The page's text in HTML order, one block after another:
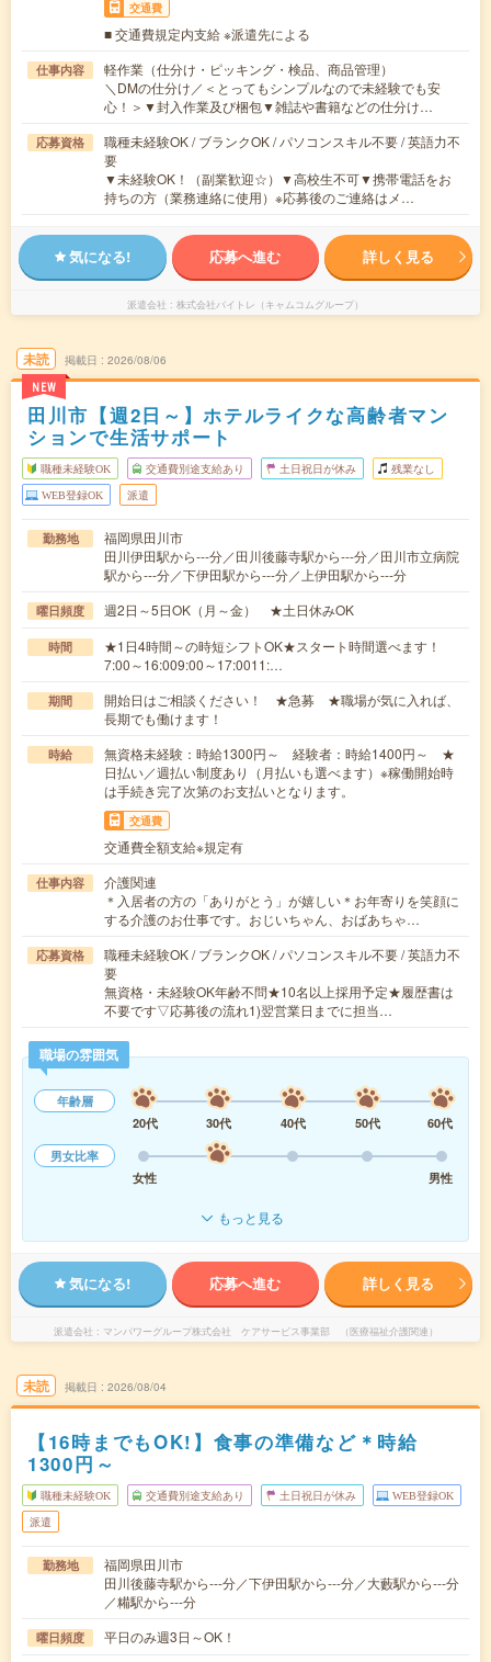
交通費
■ 交通費規定内支給 ※派遣先による
仕事内容
軽作業（仕分け・ピッキング・検品、商品管理）
＼DMの仕分け／＜とってもシンプルなので未経験でも安
心！＞▼封入作業及び梱包▼雑誌や書籍などの仕分け…
応募資格
職種未経験OK / ブランクOK / パソコンスキル不要 / 英語力不
要
▼未経験OK！（副業歓迎☆）▼高校生不可▼携帯電話をお
持ちの方（業務連絡に使用）※応募後のご連絡はメ…
気になる! 応募へ進む 詳しく見る
派遣会社 株式会社バイトレ（キャムコムグループ）
未読
NEW
掲載日 2026/08/06
田川市【週2日～】ホテルライクな高齢者マン
ションで生活サポート
職種未経験OK 交通費別途支給あり 土日祝日が休み 残業なし
WEB登録OK 派遣
勤務地
福岡県田川市
田川伊田駅から---分／田川後藤寺駅から---分／田川市立病院
駅から---分／下伊田駅から---分／上伊田駅から---分
曜日頻度 週2日～5日OK（月～金） ★土日休みOK
時間
★1日4時間～の時短シフトOK★スタート時間選べます！
7:00～16:009:00～17:0011:…
期間
開始日はご相談ください！ ★急募 ★職場が気に入れば、
長期でも働けます！
時給
無資格未経験：時給1300円～ 経験者：時給1400円～ ★
日払い／週払い制度あり（月払いも選べます）※稼働開始時
は手続き完了次第のお支払いとなります。
交通費
交通費全額支給※規定有
仕事内容
介護関連
＊入居者の方の「ありがとう」が嬉しい＊お年寄りを笑顔に
する介護のお仕事です。おじいちゃん、おばあちゃ…
応募資格
職種未経験OK / ブランクOK / パソコンスキル不要 / 英語力不
要
無資格・未経験OK年齢不問★10名以上採用予定★履歴書は
不要です▽応募後の流れ1)翌営業日までに担当…
職場の雰囲気
年齢層
20代
30代 40代 50代
60代
男女比率
女性
男性
もっと見る
気になる! 応募へ進む 詳しく見る
派遣会社 マンパワーグループ株式会社 ケアサービス事業部 （医療福祉介護関連）
未読 掲載日 2026/08/04
【16時までもOK!】食事の準備など＊時給
1300円～
職種未経験OK 交通費別途支給あり 土日祝日が休み WEB登録OK
派遣
勤務地
福岡県田川市
田川後藤寺駅から---分／下伊田駅から---分／大藪駅から---分
／糒駅から---分
曜日頻度 平日のみ週3日～OK！